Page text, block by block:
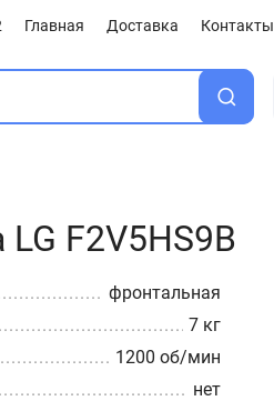
Главная Доставка Контакты
F2V5HS9B
фронтальная
7 кг
1200 об/мин
нет